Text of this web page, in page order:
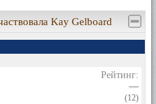
Kay Gelboard
Рейтинг:
—
(12)